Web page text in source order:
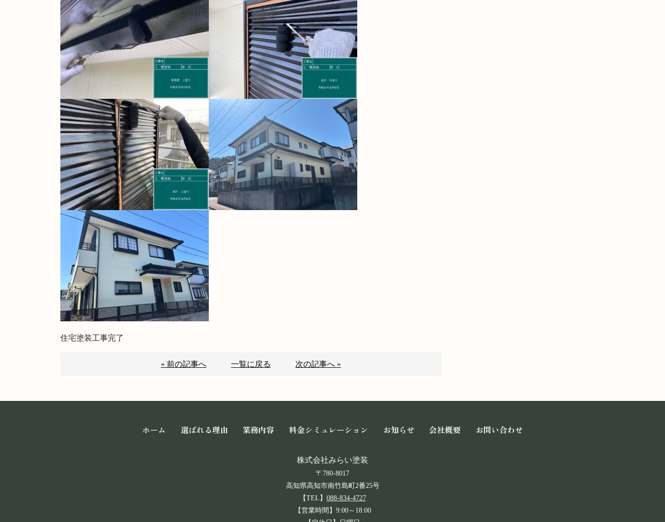
住宅塗装工事完了
« 前の記事へ 一覧に戻る 次の記事へ »
ホーム 選ばれる理由 業務内容 料金シミュレーション お知らせ 会社概要 お問い合わせ
株式会社みらい塗装
〒780-8017
高知県高知市南竹島町2番25号
【TEL】 088-834-4727
【営業時間】9:00～18:00